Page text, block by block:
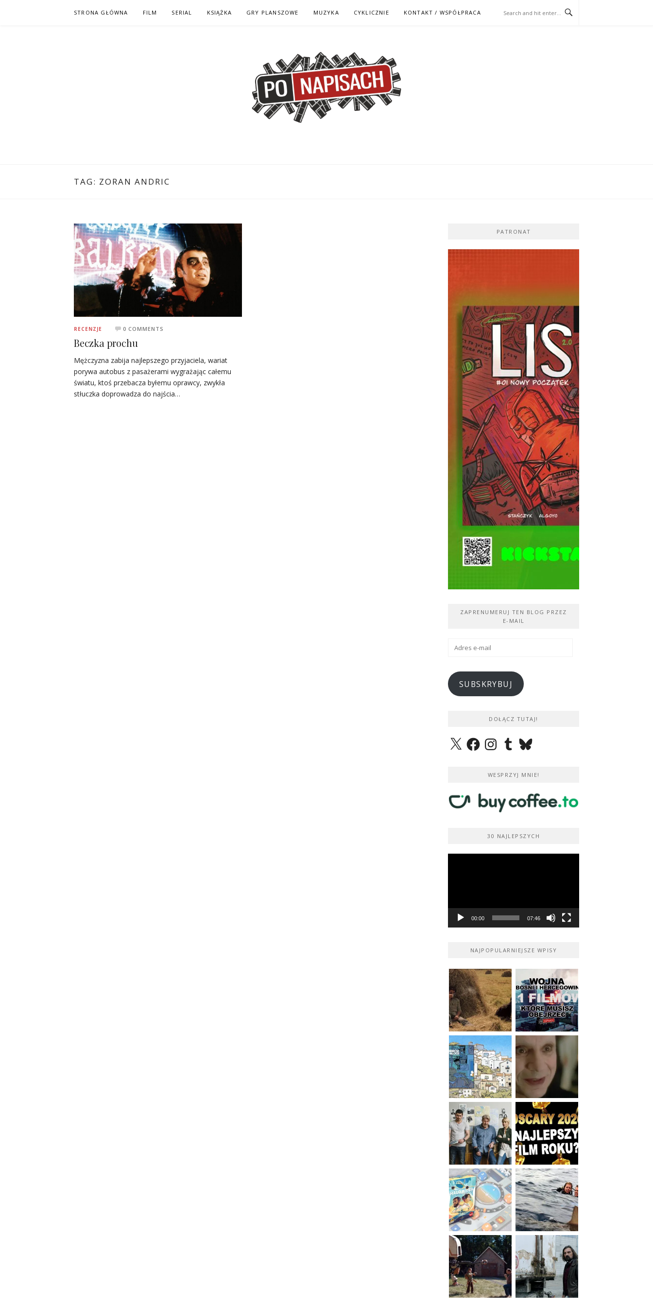
STRONA GŁÓWNA FILM SERIAL KSIĄŻKA GRY PLANSZOWE MUZYKA CYKLICZNIE KONTAKT / WSPÓŁPRACA
TAG: ZORAN ANDRIC
RECENZJE 0 COMMENTS
Beczka prochu
Mężczyzna zabija najlepszego przyjaciela, wariat
porywa autobus z pasażerami wygrażając całemu
światu, ktoś przebacza byłemu oprawcy, zwykła
stłuczka doprowadza do najścia…
PATRONAT
ZAPRENUMERUJ TEN BLOG PRZEZ
E-MAIL
Adres
SUBSKRYBUJ
DOŁĄCZ TUTAJ!
X FacebookInstagramTumblrBluesky
WESPRZYJ MNIE!
30 NAJLEPSZYCH
00:00 07:46
NAJPOPULARNIEJSZE WPISY